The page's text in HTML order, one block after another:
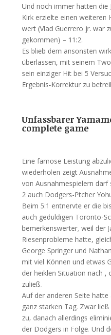
Und noch immer hatten die
Kirk erzielte einen weiteren
wert (Vlad Guerrero jr. war
gekommen) – 11:2.
Es blieb dem ansonsten
überlassen, mit seinem
sein einziger Hit bei 5
Ergebnis-Korrektur zu
Unfassbarer
complete game
Eine famose Leistung
wiederholen zeigt
von Ausnahmespielern darf
2 auch Dodgers-Ptcher
Beim 5:1 entnervte er die
auch geduldigen Toronto-
bemerkenswerter, weil der
Riesenprobleme hatte,
George Springer und
mit viel Können und etwas
der heiklen Situation nach ,
zuließ.
Auf der anderen Seite hatte
ganz starken Tag. Zwar
zu, danach allerdings
der Dodgers in Folge. Und